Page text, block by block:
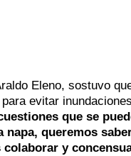
Eleno, sostuvo
evitar
que se
queremos
colaborar y